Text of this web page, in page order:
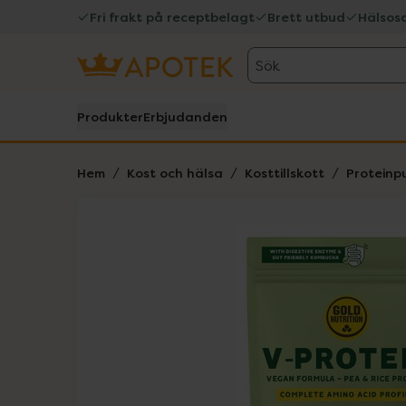
Fri frakt på receptbelagt Brett utbud
Sök
ProdukterErbjudanden
Hem Kost och hälsa Kosttillskott
Lista: . Innehåller 1 objekt.